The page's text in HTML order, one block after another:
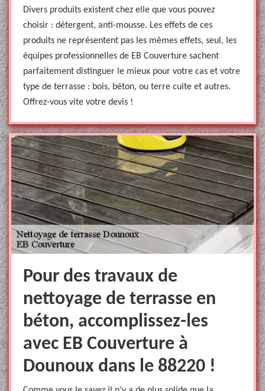
Divers produits existent chez elle que vous pouvez
choisir : détergent, anti-mousse. Les effets de ces
produits ne représentent pas les mêmes effets, seul, les
équipes professionnelles de EB Couverture sachent
parfaitement distinguer le mieux pour votre cas et votre
type de terrasse : bois, béton, ou terre cuite et autres.
Offrez-vous vite votre devis !
Pour des travaux de
nettoyage de terrasse en
béton, accomplissez-les
avec EB Couverture à
Dounoux dans le 88220 !